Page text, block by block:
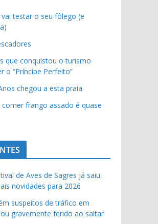
testar o seu fôlego (e
que conquistou o turismo
o “Príncipe Perfeito”
chegou a esta praia
frango assado é quase
de Aves de Sagres já saiu.
novidades para 2026
suspeitos de tráfico em
gravemente ferido ao saltar